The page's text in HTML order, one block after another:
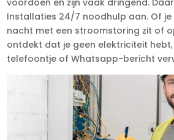
Installaties 24/7 noodhulp aan. Of je
nacht met een stroomstoring zit of
ontdekt dat je geen elektriciteit hebt,
telefoontje of Whatsapp-bericht